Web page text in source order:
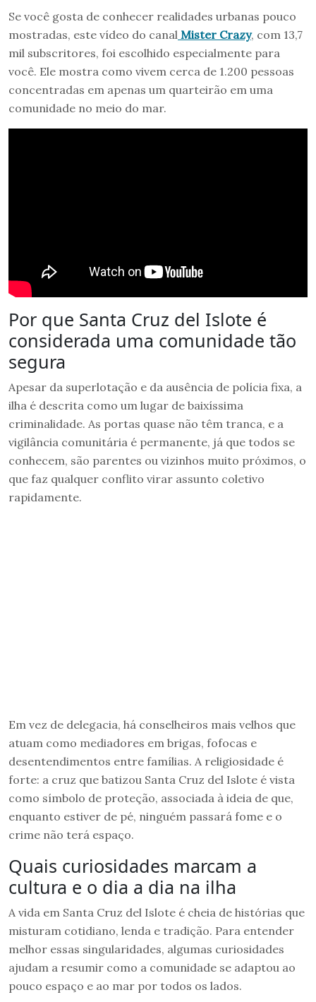
Se você gosta de conhecer realidades urbanas pouco
mostradas, este vídeo do canal Mister Crazy, com 13,7
mil subscritores, foi escolhido especialmente para
você. Ele mostra como vivem cerca de 1.200 pessoas
concentradas em apenas um quarteirão em uma
comunidade no meio do mar.
Por que Santa Cruz del Islote é
considerada uma comunidade tão
segura
Apesar da superlotação e da ausência de polícia fixa, a
ilha é descrita como um lugar de baixíssima
criminalidade. As portas quase não têm tranca, e a
vigilância comunitária é permanente, já que todos se
conhecem, são parentes ou vizinhos muito próximos, o
que faz qualquer conflito virar assunto coletivo
rapidamente.
Em vez de delegacia, há conselheiros mais velhos que
atuam como mediadores em brigas, fofocas e
desentendimentos entre famílias. A religiosidade é
forte: a cruz que batizou Santa Cruz del Islote é vista
como símbolo de proteção, associada à ideia de que,
enquanto estiver de pé, ninguém passará fome e o
crime não terá espaço.
Quais curiosidades marcam a
cultura e o dia a dia na ilha
A vida em Santa Cruz del Islote é cheia de histórias que
misturam cotidiano, lenda e tradição. Para entender
melhor essas singularidades, algumas curiosidades
ajudam a resumir como a comunidade se adaptou ao
pouco espaço e ao mar por todos os lados.